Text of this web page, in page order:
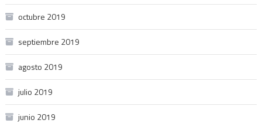
octubre 2019
septiembre 2019
agosto 2019
julio 2019
junio 2019